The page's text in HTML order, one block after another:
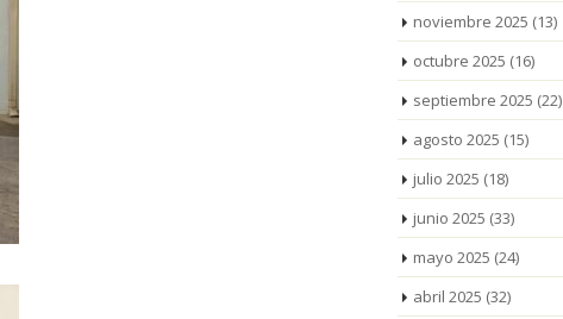
noviembre 2025 (13)
octubre 2025 (16)
septiembre 2025 (22)
agosto 2025 (15)
julio 2025 (18)
junio 2025 (33)
mayo 2025 (24)
abril 2025 (32)